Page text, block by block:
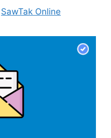
SawTak Online